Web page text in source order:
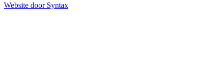
Website door Syntax